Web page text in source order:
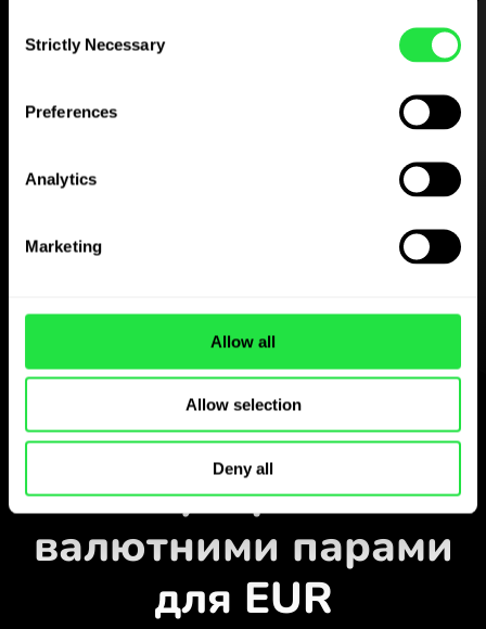
Selection
Strictly Necessary
Preferences
Analytics
Marketing
Allow all
Allow selection
Deny all
КРОК 1
ZEN.COM
Завантажте застосунок
і зареєструйтесь за кілька
хвилин.
Обміняти у застосунку
Стежте за
популярними
валютними парами
для EUR